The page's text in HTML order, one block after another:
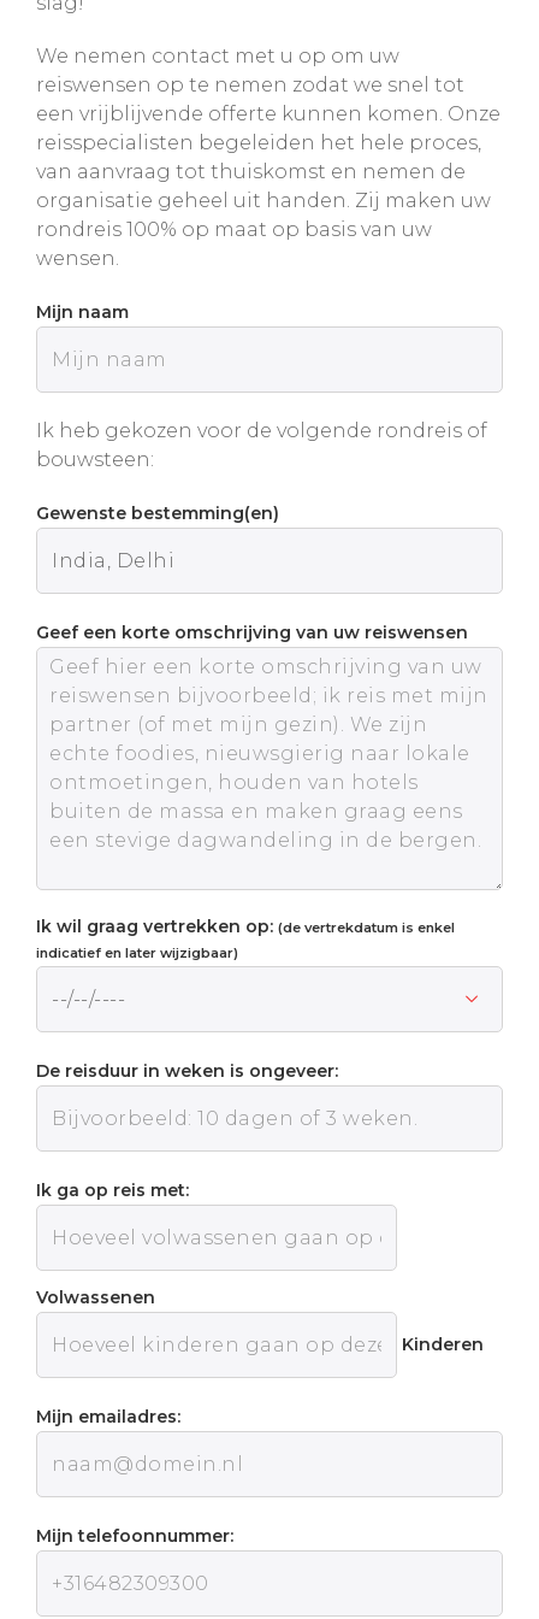
We nemen contact met u op om uw
reiswensen op te nemen zodat we snel tot
een vrijblijvende offerte kunnen komen. Onze
reisspecialisten begeleiden het hele proces,
van aanvraag tot thuiskomst en nemen de
organisatie geheel uit handen. Zij maken uw
rondreis 100% op maat op basis van uw
wensen.
Mijn naam
Ik heb gekozen voor de volgende rondreis of
bouwsteen:
Gewenste bestemming(en)
Geef een korte omschrijving van uw reiswensen
Ik wil graag vertrekken op: (de vertrekdatum is enkel
indicatief en later wijzigbaar)
De reisduur in weken is ongeveer:
Ik ga op reis met:
Volwassenen
Kinderen
Mijn emailadres:
Mijn telefoonnummer: